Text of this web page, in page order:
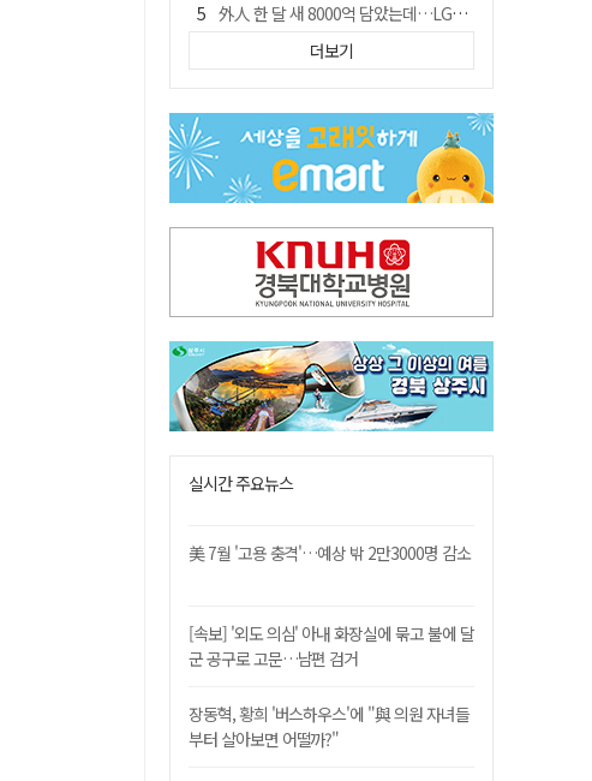
外人 한 달 새 8000억 담았는데…LG이노텍 목표주가는 왜 엇갈릴까
임시휴업 들어갔던 홈플러스 영주점, 7일 영업 재개…지하 1층만 운영
SK하이닉스, 주당 375원 분기 배당 공시…"3분기 중 주주환원 방안 확정"
이의준 전 경북도 새마을봉사과장, 제28대 울릉군 부군수 취임
"상법개정해도 주주가 '봉'"…하이닉스 솔리다임 상장설에 술렁[개미와글와글]
더보기
실시간 주요뉴스
美 7월 '고용 충격'…예상 밖 2만3000명 감소
[속보] '외도 의심' 아내 화장실에 묶고 불에 달
군 공구로 고문…남편 검거
장동혁, 황희 '버스하우스'에 "與 의원 자녀들
부터 살아보면 어떨까?"